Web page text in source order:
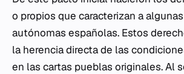
o propios que caracterizan a
autónomas españolas. Estos
la herencia directa de las
en las cartas pueblas originales. Al